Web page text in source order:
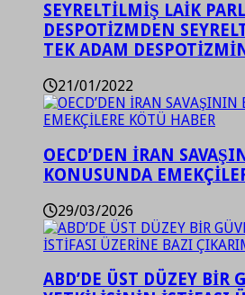
SEYRELTİLMİŞ LAİK
DESPOTİZMDEN
TEK ADAM
21/01/2022
OECD’DEN İRAN
KONUSUNDA
29/03/2026
ABD’DE ÜST DÜZEY BİR